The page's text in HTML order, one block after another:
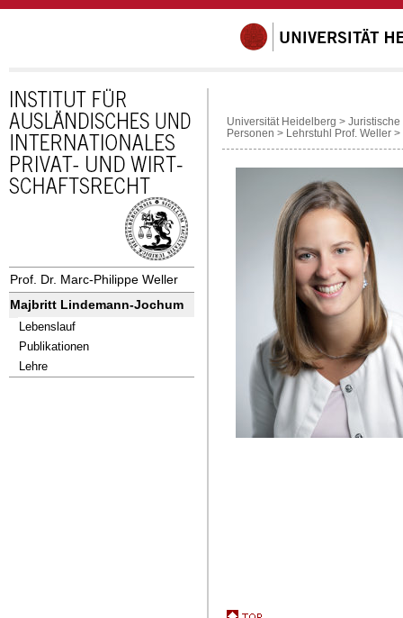
Prof. Dr. Marc-Philippe Weller
Majbritt Lindemann-Jochum
Lebenslauf
Publikationen
Lehre
Universität Heidelberg > Juristische
Personen > Lehrstuhl Prof. Weller >